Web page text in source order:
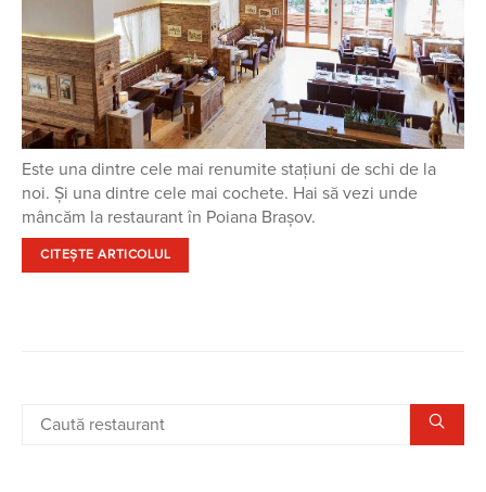
Este una dintre cele mai renumite stațiuni de schi de la
noi. Și una dintre cele mai cochete. Hai să vezi unde
mâncăm la restaurant în Poiana Brașov.
CITEȘTE ARTICOLUL